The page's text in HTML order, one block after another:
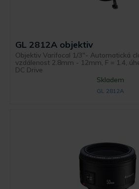
GL 2812A objektiv
Objektiv Varifocal 1/3"- Automatická
vzdálenost 2.8mm - 12mm, F = 1.4,
DC Drive
Skladem
GL 2812A